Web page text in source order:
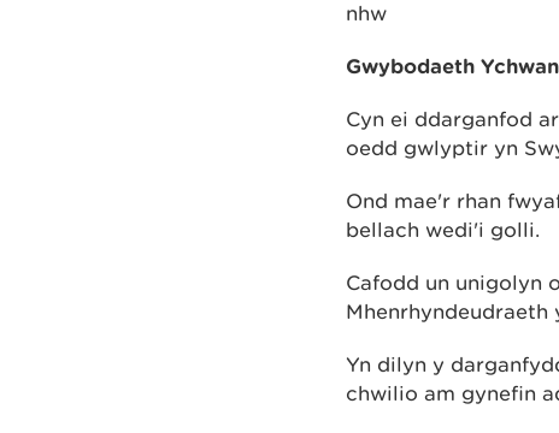
nhw
Gwybodaeth
Cyn ei ddarganfod
oedd gwlyptir yn
Ond mae'r rhan
bellach wedi'i golli.
Cafodd un unigolyn
Mhenrhyndeudraeth
Yn dilyn y
chwilio am gynefin